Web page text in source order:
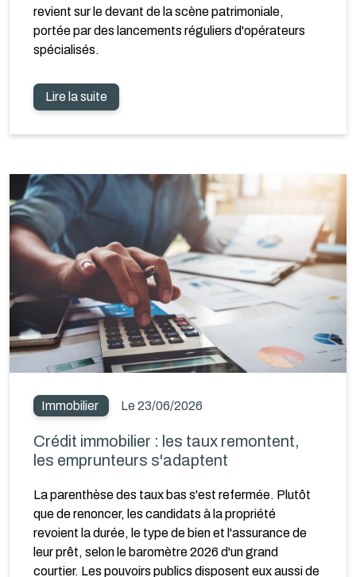
revient sur le devant de la scène patrimoniale,
portée par des lancements réguliers d'opérateurs
spécialisés.
Lire la suite
Immobilier Le 23/06/2026
Crédit immobilier : les taux remontent,
les emprunteurs s'adaptent
La parenthèse des taux bas s'est refermée. Plutôt
que de renoncer, les candidats à la propriété
revoient la durée, le type de bien et l'assurance de
leur prêt, selon le baromètre 2026 d'un grand
courtier. Les pouvoirs publics disposent eux aussi de